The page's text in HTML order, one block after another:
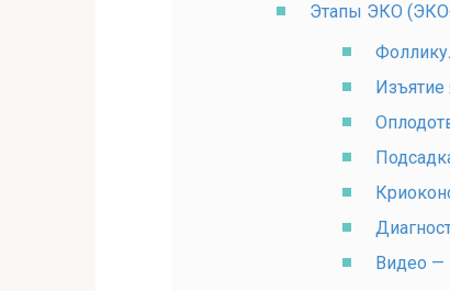
Этапы ЭКО
Изъятие
Видео —